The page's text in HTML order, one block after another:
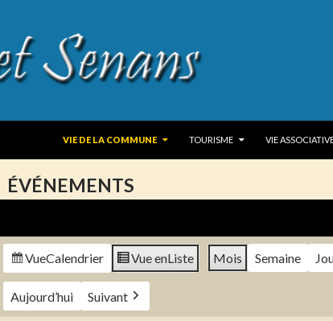
VIE DE LA COMMUNE
TOURISME VIE
ÉVÉNEMENTS
VueCalendrier Vue enListe Mois Semaine
Aujourd’hui Suivant